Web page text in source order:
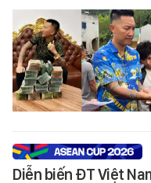
Diễn biến ĐT Việt